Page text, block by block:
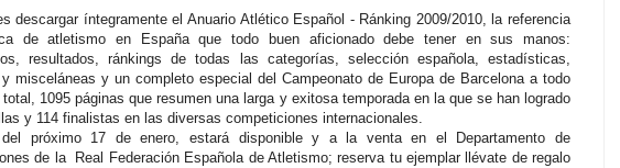
descargar íntegramente el Anuario Atlético Español - Ránking 2009/2010, la referencia
de atletismo en España que todo buen aficionado debe tener en sus manos:
resultados, ránkings de todas las categorías, selección española, estadísticas,
misceláneas y un completo especial del Campeonato de Europa de Barcelona a todo
1095 páginas que resumen una larga y exitosa temporada en la que se han logrado
y 114 finalistas en las diversas competiciones internacionales.
próximo 17 de enero, estará disponible y a la venta en el Departamento de
de la Real Federación Española de Atletismo; reserva tu ejemplar llévate de regalo